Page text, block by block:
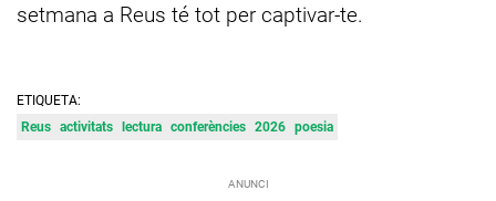
setmana a Reus té tot per captivar-te.
ETIQUETA:
Reus activitats lectura conferències 2026 poesia